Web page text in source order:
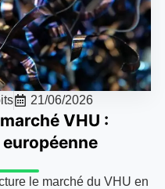
21/06/2026
VHU :
le marché du VHU en